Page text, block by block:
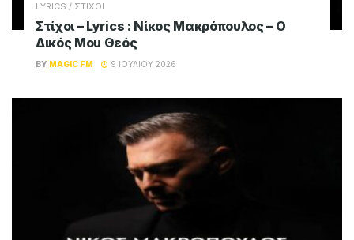
LYRICS / ΣΤΙΧΟΙ
Στίχοι – Lyrics : Νίκος Μακρόπουλος – Ο
Δικός Μου Θεός
BY MAGIC FM 9 ΙΟΥΛΊΟΥ 2026